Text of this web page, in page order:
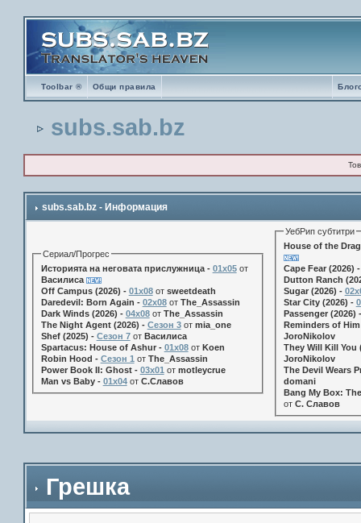
Toolbar ® Общи правила
subs.sab.bz
subs.sab.bz - Информация
Сериал/Прогрес
Историята на неговата прислужница - 01х05от
Василиса
Off Campus (2026) - 01x08от sweetdeath
Daredevil: Born Again - 02x08от The_Assassin
Dark Winds (2026) - 04x08от The_Assassin
The Night Agent (2026) - Сезон 3от mia_one
Shef (2025) - Сезон 7от Василиса
Spartacus: House of Ashur - 01x08от Koen
Robin Hood - Сезон 1 от The_Assassin
Power Book II: Ghost - 03x01 от motleycrue
Man vs Baby - 01x04от С.Славов
УебРип субтитри
House of the
Cape Fear (2026)
Dutton Ranch
Sugar (2026) -
Star City (2026) -
Passenger (2026)
Reminders of
JoroNikolov
They Will Kill You
JoroNikolov
The Devil Wears
domani
Bang My Box:
от С. Славов
Грешка